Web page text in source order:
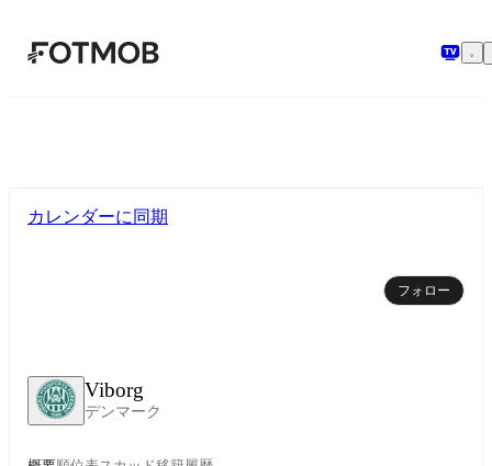
メインコンテンツへスキップ
Viborg
デンマーク
カレンダーに同期
フォロー